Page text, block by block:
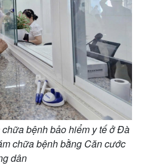
bệnh bảo hiểm y tế ở Đà
chữa bệnh bằng Căn cước
dân